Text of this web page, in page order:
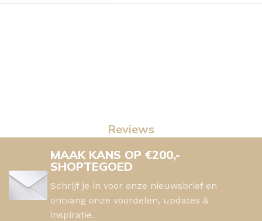
Reviews
MAAK KANS OP €200,-
SHOPTEGOED
Schrijf je in voor onze nieuwsbrief en
ontvang onze voordelen, updates &
inspiratie.